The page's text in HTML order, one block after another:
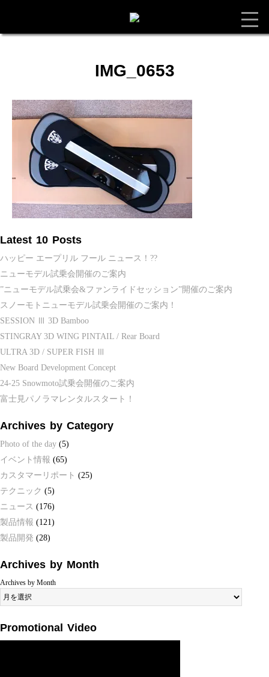
IMG_0653
Latest 10 Posts
ハッピー エープリル フール ニュース！??
ニューモデル試乗会開催のご案内
”ニューモデル試乗会&ファンライドセッション”開催のご案内
スノーモトニューモデル試乗会開催のご案内！
SESSION Ⅲ 3D Bamboo
STINGRAY 3D WING PINTAIL / Rear Board
ULTRA 3D / SUPER FISH Ⅲ
New Board Development Concept
24-25 Snowmoto試乗会開催のご案内
富士見パノラマレンタルスタート！
Archives by Category
Photo of the day (5)
イベント情報 (65)
カスタマーリポート (25)
テクニック (5)
ニュース (176)
製品情報 (121)
製品開発 (28)
Archives by Month
Archives by Month
Promotional Video